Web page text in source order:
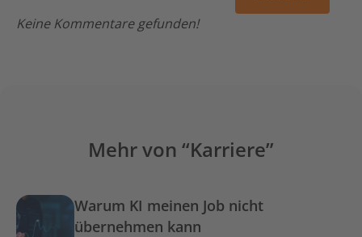
Keine Kommentare gefunden!
Mehr von “Karriere”
Warum KI meinen Job nicht
übernehmen kann